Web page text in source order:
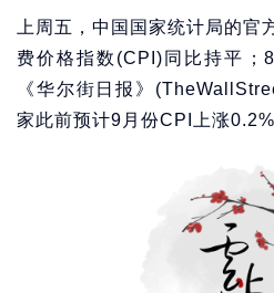
上周五，中国国家统计局的官
费价格指数(CPI)同比持平；
《华尔街日报》
家此前预计9月份CPI上涨0.2%